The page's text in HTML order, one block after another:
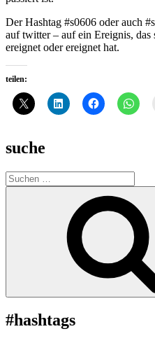
Der Hashtag #s0606 oder auch
auf twitter – auf ein Ereignis,
ereignet oder ereignet hat.
teilen:
suche
Suche
nach:
#hashtags